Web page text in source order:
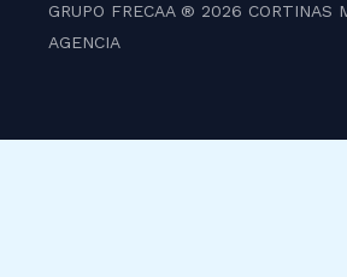
GRUPO FRECAA ® 2026 CORTINAS
AGENCIA